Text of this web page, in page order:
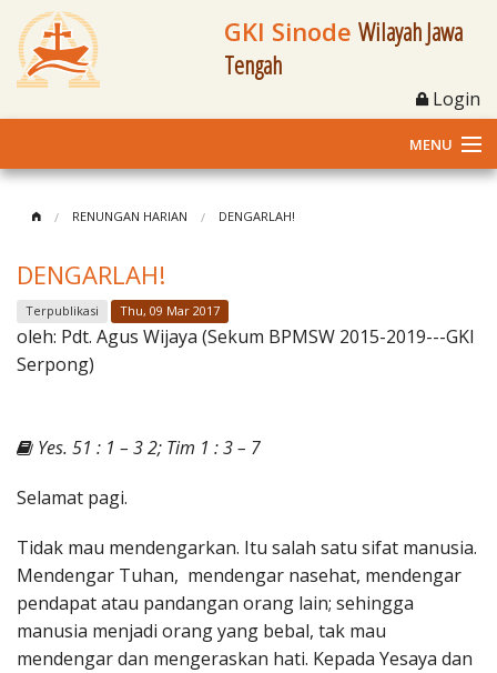
GKI Sinode Wilayah Jawa
Tengah
Login
MENU
Klasis dan Jemaat
Berita Kegiatan
Materi
Penerbitan
RENUNGAN HARIAN DENGARLAH!
DENGARLAH!
Terpublikasi Thu, 09 Mar 2017
oleh: Pdt. Agus Wijaya (Sekum BPMSW 2015-2019---GKI
Serpong)
Yes. 51 : 1 – 3 2; Tim 1 : 3 – 7
Selamat pagi.
Tidak mau mendengarkan. Itu salah satu sifat manusia.
Mendengar Tuhan, mendengar nasehat, mendengar
pendapat atau pandangan orang lain; sehingga
manusia menjadi orang yang bebal, tak mau
mendengar dan mengeraskan hati. Kepada Yesaya dan